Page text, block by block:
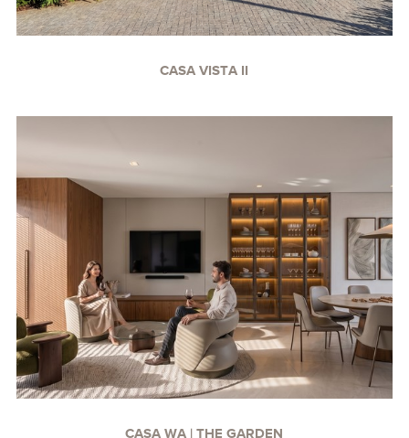
CASA VISTA II
CASA WA | THE GARDEN